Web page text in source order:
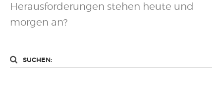
Herausforderungen stehen heute und
morgen an?
SUCHEN: